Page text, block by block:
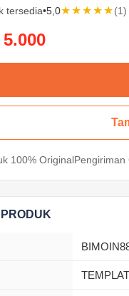
tersedia•5,0★★★★★(1)
100% OriginalPengiriman
PRODUK